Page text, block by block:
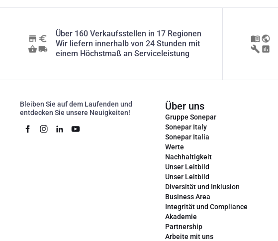
Über 160 Verkaufsstellen in 17 Regionen
Wir liefern innerhalb von 24 Stunden mit
einem Höchstmaß an Serviceleistung
Bleiben Sie auf dem Laufenden und
entdecken Sie unsere Neuigkeiten!
Über uns
Gruppe Sonepar
Sonepar Italy
Sonepar Italia
Werte
Nachhaltigkeit
Unser Leitbild
Unser Leitbild
Diversität und Inklusion
Business Area
Integrität und Compliance
Akademie
Partnership
Arbeite mit uns